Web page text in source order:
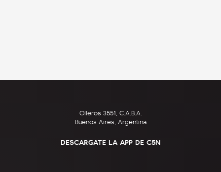
Olleros 3551, C.A.B.A.
Buenos Aires, Argentina
DESCARGATE LA APP DE C5N